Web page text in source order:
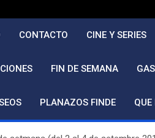
CONTACTO CINE Y SERIES
FIN DE SEMANA
PLANAZOS FINDE QUE